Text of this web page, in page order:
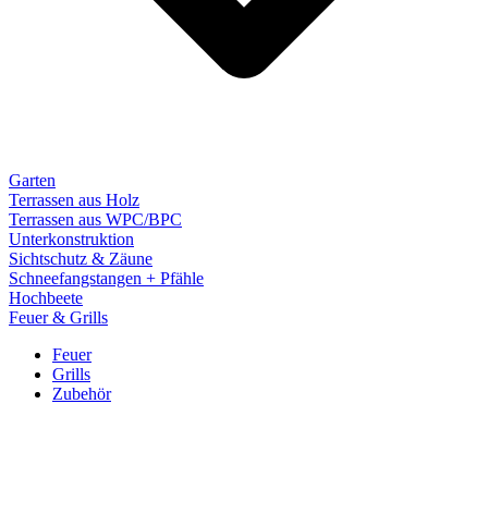
Garten
Terrassen aus Holz
Terrassen aus WPC/BPC
Unterkonstruktion
Sichtschutz & Zäune
Schneefangstangen + Pfähle
Hochbeete
Feuer & Grills
Feuer
Grills
Zubehör